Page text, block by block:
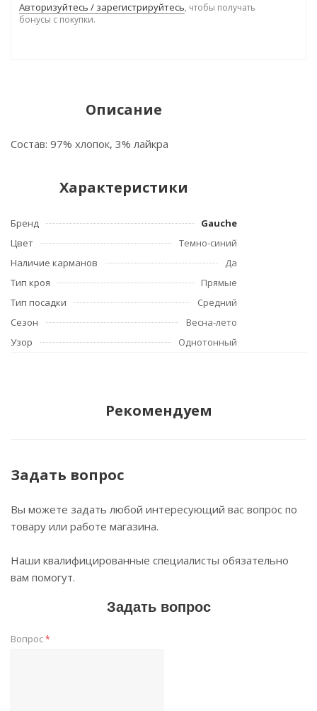
Авторизуйтесь / зарегистрируйтесь, чтобы получать
бонусы с покупки.
Описание
Состав: 97% хлопок, 3% лайкра
Характеристики
Бренд
Gauche
Цвет
Темно-синий
Наличие карманов
Да
Тип кроя
Прямые
Тип посадки
Средний
Сезон
Весна-лето
Узор
Однотонный
Рекомендуем
Задать вопрос
Вы можете задать любой интересующий вас вопрос по
товару или работе магазина.
Наши квалифицированные специалисты обязательно
вам помогут.
Задать вопрос
Вопрос*